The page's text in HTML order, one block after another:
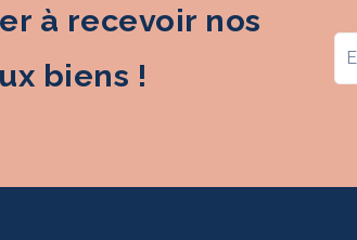
à recevoir nos
biens !